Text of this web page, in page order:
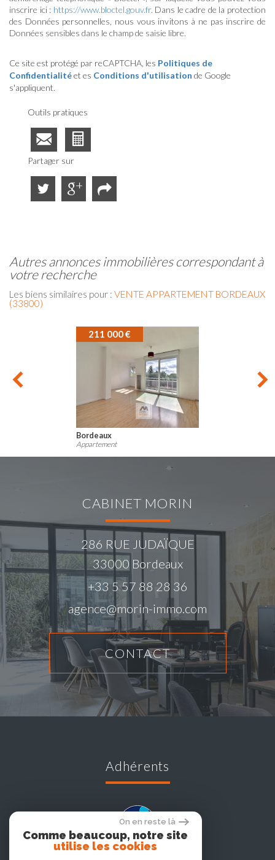
inscrire ici : https://www.bloctel.gouv.fr. Dans le cadre de la protection
des Données personnelles, nous vous invitons à ne pas inscrire de
Données sensibles dans le champ de saisie libre.
Ce site est protégé par reCAPTCHA, les Politiques de
Confidentialitéet es Conditions d'utilisation de Google
s'appliquent.
Outils pratiques
Partager sur
autres annonces immobilières correspondant à
votre recherche
Les biens similaires pour : VENTE APPARTEMENT BORDEAUX
(33800)
220 500 €
Appartement
CABINET MORIN
286 RUE JUDAÏQUE
33000 Bordeaux
+33 5 57 88 28 36
agence@morin-immo.com
CONTACT
adhérents
On en reste là
Comme beaucoup, notre site
utilise les cookies